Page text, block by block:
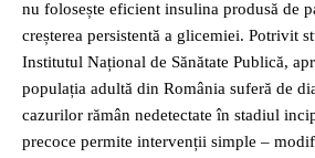
nu folosește eficient insulina produsă de
creșterea persistentă a glicemiei. Potrivit
Institutul Național de Sănătate Publică,
populația adultă din România suferă de
cazurilor rămân nedetectate în stadiul
precoce permite intervenții simple –